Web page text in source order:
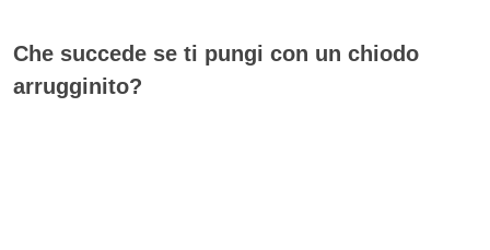
Che succede se ti pungi con un chiodo
arrugginito?